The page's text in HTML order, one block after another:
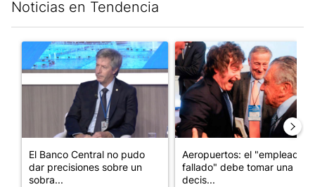
Noticias en Tendencia
Un artículo de tendencia con el título "El Banco Central no
El Banco Central no pudo
dar precisiones sobre un
sobra...
Un artículo de tendencia con
Aeropuertos: el "empleado
fallado" debe tomar una
decis...